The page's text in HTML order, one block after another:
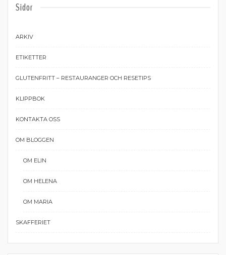
Sidor
ARKIV
ETIKETTER
GLUTENFRITT – RESTAURANGER OCH RESETIPS
KLIPPBOK
KONTAKTA OSS
OM BLOGGEN
OM ELIN
OM HELENA
OM MARIA
SKAFFERIET